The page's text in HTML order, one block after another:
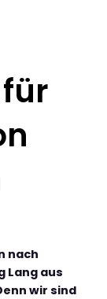
nach
Lang aus
wir sind